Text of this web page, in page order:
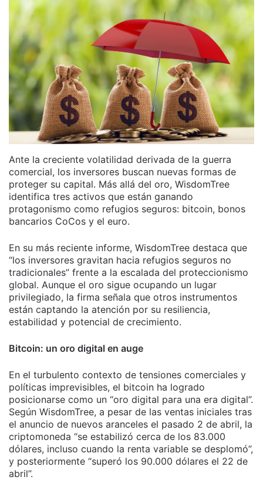
Ante la creciente volatilidad derivada de la guerra
comercial, los inversores buscan nuevas formas de
proteger su capital. Más allá del oro, WisdomTree
identifica tres activos que están ganando
protagonismo como refugios seguros: bitcoin, bonos
bancarios CoCos y el euro.
En su más reciente informe, WisdomTree destaca que
“los inversores gravitan hacia refugios seguros no
tradicionales” frente a la escalada del proteccionismo
global. Aunque el oro sigue ocupando un lugar
privilegiado, la firma señala que otros instrumentos
están captando la atención por su resiliencia,
estabilidad y potencial de crecimiento.
Bitcoin: un oro digital en auge
En el turbulento contexto de tensiones comerciales y
políticas imprevisibles, el bitcoin ha logrado
posicionarse como un “oro digital para una era digital”.
Según WisdomTree, a pesar de las ventas iniciales tras
el anuncio de nuevos aranceles el pasado 2 de abril, la
criptomoneda “se estabilizó cerca de los 83.000
dólares, incluso cuando la renta variable se desplomó”,
y posteriormente “superó los 90.000 dólares el 22 de
abril”.